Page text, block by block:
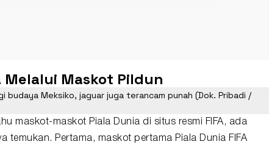
Melalui Maskot Pildun
budaya Meksiko, jaguar juga terancam punah (Dok. Pribadi /
maskot-maskot Piala Dunia di situs resmi FIFA, ada
temukan. Pertama, maskot pertama Piala Dunia FIFA